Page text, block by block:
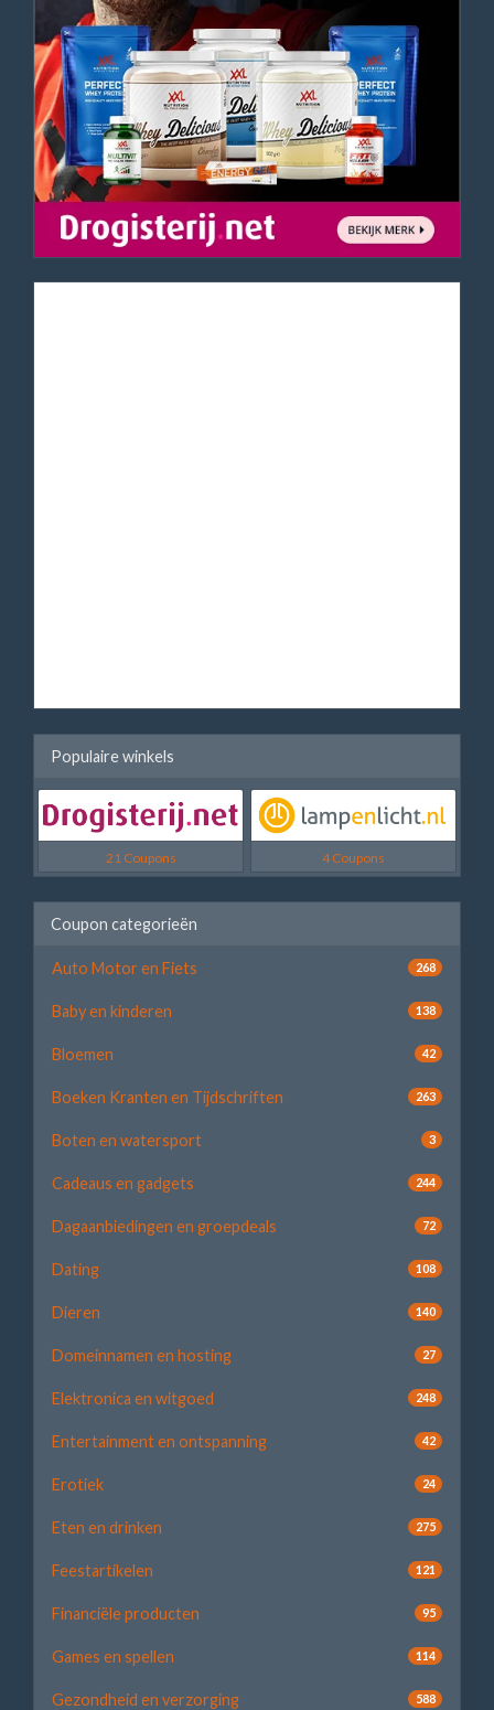
Populaire winkels
21 Coupons 4 Coupons
Coupon categorieën
Auto Motor en Fiets 268
Baby en kinderen 138
Bloemen 42
Boeken Kranten en Tijdschriften 263
Boten en watersport 3
Cadeaus en gadgets 244
Dagaanbiedingen en groepdeals 72
Dating 108
Dieren 140
Domeinnamen en hosting 27
Elektronica en witgoed 248
Entertainment en ontspanning 42
Erotiek 24
Eten en drinken 275
Feestartikelen 121
Financiële producten 95
Games en spellen 114
Gezondheid en verzorging 588